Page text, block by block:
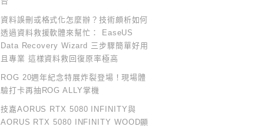
資料誤刪或格式化怎麼辦？技術頗析如何
透過資料救援軟體來幫忙： EaseUS
Data Recovery Wizard 三步驟簡單好用
且專業 這樣資料救回復原率極高
ROG 20週年紀念特展炸裂登場！現場體
驗打卡再抽ROG ALLY掌機
技嘉AORUS RTX 5080 INFINITY與
AORUS RTX 5080 INFINITY WOOD顯